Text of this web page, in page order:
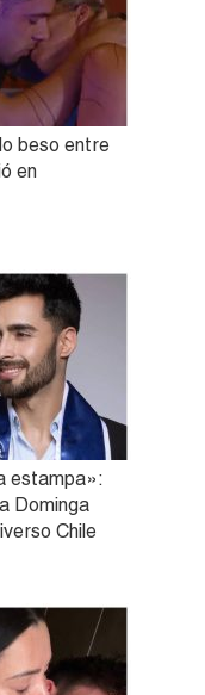
beso entre
en
estampa»:
Dominga
Chile